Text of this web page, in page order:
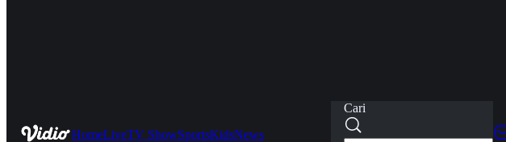
HomeLiveTV ShowSportsKidsNews
Cari